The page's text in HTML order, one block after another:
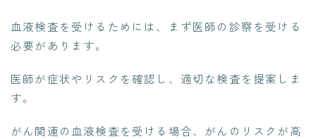
血液検査を受けるためには、まず医師の診察を受ける
必要があります。
医師が症状やリスクを確認し、適切な検査を提案しま
す。
がん関連の血液検査を受ける場合、がんのリスクが高